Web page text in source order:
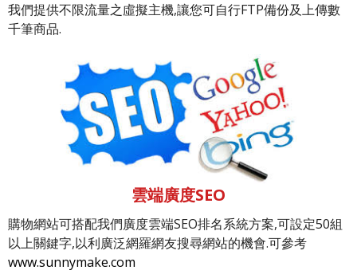
我們提供不限流量之虛擬主機,讓您可自行FTP備份及上傳數
千筆商品.
雲端廣度SEO
購物網站可搭配我們廣度雲端SEO排名系統方案,可設定50組
以上關鍵字,以利廣泛網羅網友搜尋網站的機會.可參考
www.sunnymake.com